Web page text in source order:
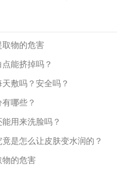
取物的危害
能挤掉吗？
敷吗？安全吗？
哪些？
用来洗脸吗？
是怎么让皮肤变水润的？
物的危害